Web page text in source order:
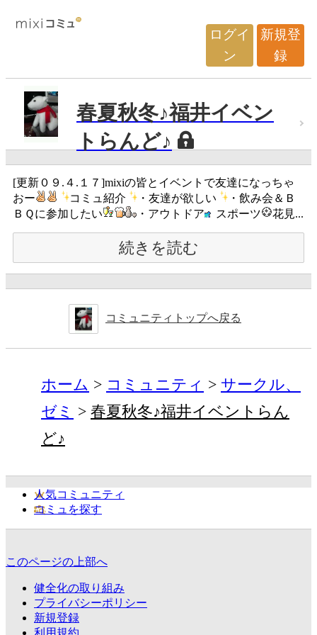
ログイ
ン
新規登
録
春夏秋冬♪福井イベン
トらんど♪
[更新０９.４.１７]mixiの皆とイベントで友達になっちゃ
おー
コミュ紹介 ・友達が欲しい
・飲み会＆Ｂ
ＢＱに参加したい
・アウトドア スポーツ 花見...
続きを読む
コミュニティトップへ戻る
ホーム コミュニティ
サークル、
ゼミ
春夏秋冬♪福井イベントらん
ど♪
人気コミュニティ
コミュを探す
このページの上部へ
健全化の取り組み
プライバシーポリシー
新規登録
利用規約